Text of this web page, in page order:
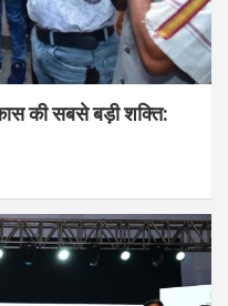
की सबसे बड़ी शक्ति: